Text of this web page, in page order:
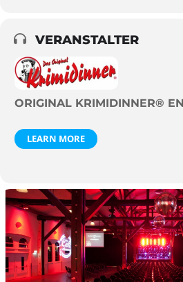
VERANSTALTER
ORIGINAL KRIMIDINNER®
LEARN MORE